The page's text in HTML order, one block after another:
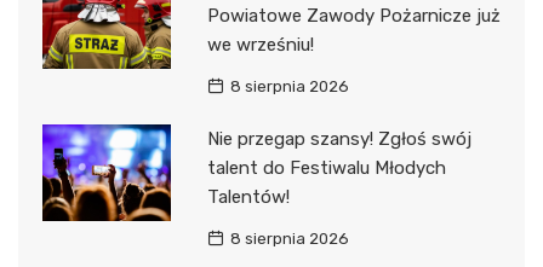
Powiatowe Zawody Pożarnicze już
we wrześniu!
8 sierpnia 2026
Nie przegap szansy! Zgłoś swój
talent do Festiwalu Młodych
Talentów!
8 sierpnia 2026